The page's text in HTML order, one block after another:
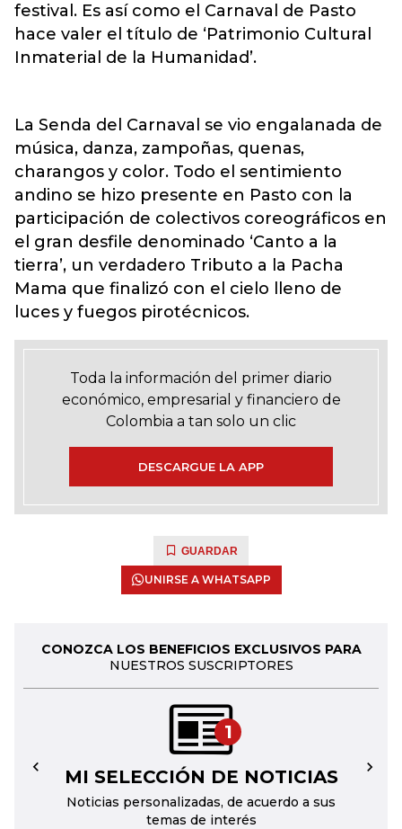
festival. Es así como el Carnaval de Pasto
hace valer el título de ‘Patrimonio Cultural
Inmaterial de la Humanidad’.
La Senda del Carnaval se vio engalanada de
música, danza, zampoñas, quenas,
charangos y color. Todo el sentimiento
andino se hizo presente en Pasto con la
participación de colectivos coreográficos en
el gran desfile denominado ‘Canto a la
tierra’, un verdadero Tributo a la Pacha
Mama que finalizó con el cielo lleno de
luces y fuegos pirotécnicos.
Toda la información del primer diario
económico, empresarial y financiero de
Colombia a tan solo un clic
DESCARGUE LA APP
GUARDAR
UNIRSE A WHATSAPP
CONOZCA LOS BENEFICIOS EXCLUSIVOS PARA
NUESTROS SUSCRIPTORES
1
MI SELECCIÓN DE NOTICIAS
Noticias personalizadas, de acuerdo a sus
temas de interés
← →